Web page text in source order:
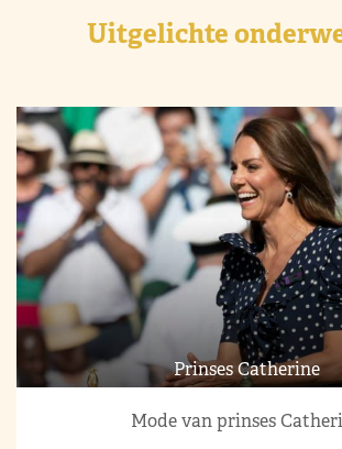
Uitgelichte
Prinses Catherine
Mode van prinses